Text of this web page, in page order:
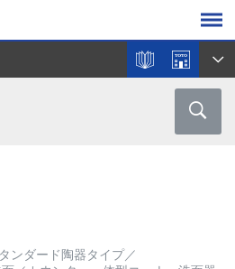
ンダード陶器タイプ／